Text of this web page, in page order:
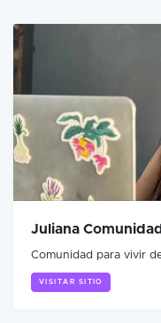
Juliana Comunidad
Comunidad para vivir
VISITAR SITIO